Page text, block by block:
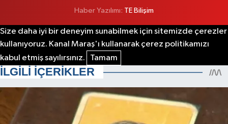
Haber Yazılımı: TE Bilişim
Size daha iyi bir deneyim sunabilmek için sitemizde çerezler
kullanıyoruz. Kanal Maraş'ı kullanarak çerez politikamızı
kabul etmiş sayılırsınız.
Tamam